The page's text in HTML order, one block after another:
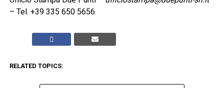
– Tel. +39 335 650 5656
RELATED TOPICS: